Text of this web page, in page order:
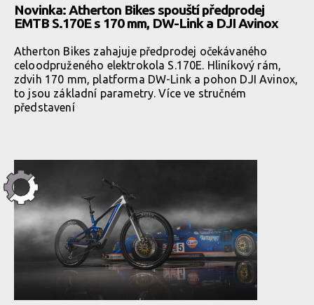
Novinka: Atherton Bikes spouští předprodej
EMTB S.170E s 170 mm, DW-Link a DJI Avinox
Atherton Bikes zahajuje předprodej očekávaného
celoodpruženého elektrokola S.170E. Hliníkový rám,
zdvih 170 mm, platforma DW-Link a pohon DJI Avinox,
to jsou základní parametry. Více ve stručném
představení